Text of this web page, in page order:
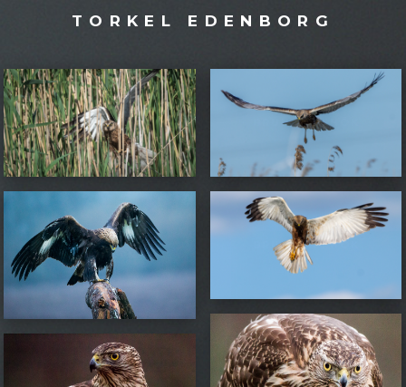
TORKEL EDENBORG
BRUN KÄRRHÖK BRUN KÄRRHÖK
KUNGSÖRN
BRUN KÄRRHÖK
DUVHÖK